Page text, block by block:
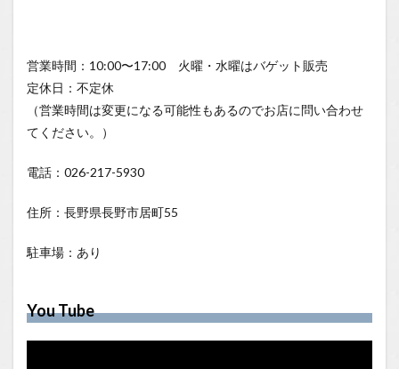
営業時間：10:00〜17:00 火曜・水曜はバゲット販売
定休日：不定休
（営業時間は変更になる可能性もあるのでお店に問い合わせ
てください。）
電話：026-217-5930
住所：長野県長野市居町55
駐車場：あり
You Tube